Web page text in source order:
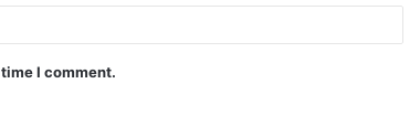
I comment.